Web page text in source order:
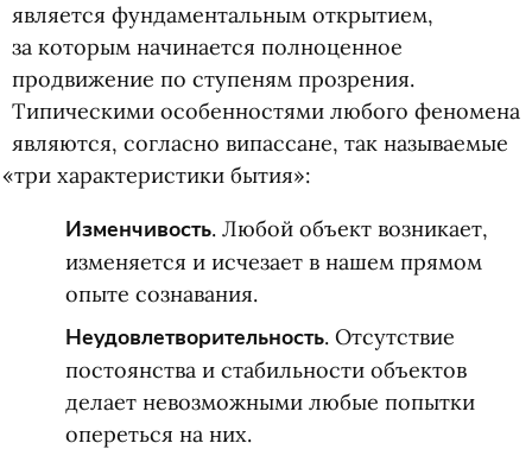
является фундаментальным открытием,
за которым начинается полноценное
продвижение по ступеням прозрения.
Типическими особенностями любого феномена
являются, согласно випассане, так называемые
«три характеристики бытия»:
Изменчивость. Любой объект возникает,
изменяется и исчезает в нашем прямом
опыте сознавания.
Неудовлетворительность. Отсутствие
постоянства и стабильности объектов
делает невозможными любые попытки
опереться на них.